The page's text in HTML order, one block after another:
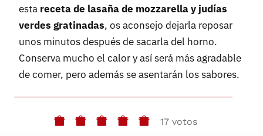
esta receta de lasaña de mozzarella y judías
verdes gratinadas, os aconsejo dejarla reposar
unos minutos después de sacarla del horno.
Conserva mucho el calor y así será más agradable
de comer, pero además se asentarán los sabores.
17 votos